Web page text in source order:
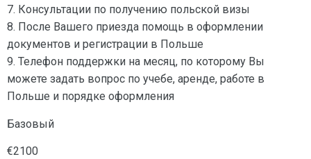
7. Консультации по получению польской визы
8. После Вашего приезда помощь в оформлении
документов и регистрации в Польше
9. Телефон поддержки на месяц, по которому Вы
можете задать вопрос по учебе, аренде, работе в
Польше и порядке оформления
Базовый
€2100